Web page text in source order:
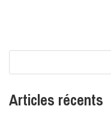
Articles récents